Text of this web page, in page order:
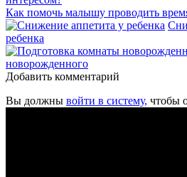
Как помочь малышу проводить
ребенка
новорожденного
Добавить комментарий
Вы должны войти в систему, чтобы